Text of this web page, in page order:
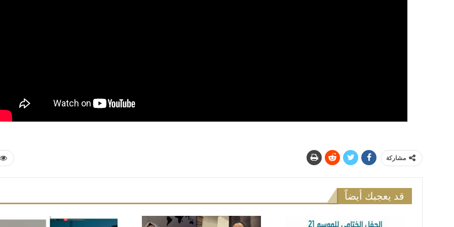
مشاركة
قد يعجبك أيضاً